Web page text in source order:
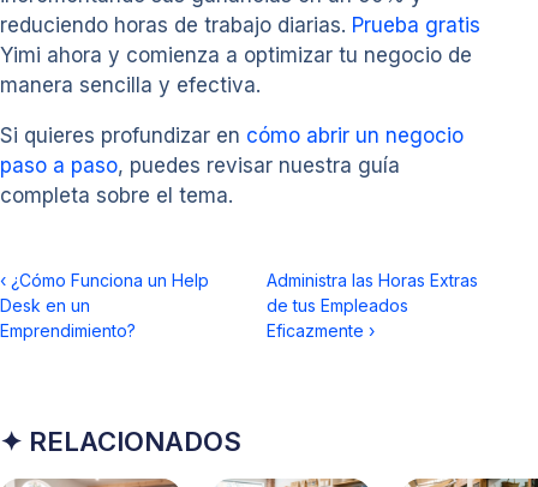
reduciendo horas de trabajo diarias. Prueba gratis
Yimi ahora y comienza a optimizar tu negocio de
manera sencilla y efectiva.
Si quieres profundizar en cómo abrir un negocio
paso a paso, puedes revisar nuestra guía
completa sobre el tema.
‹ ¿Cómo Funciona un Help
Desk en un
Emprendimiento?
Administra las Horas Extras
de tus Empleados
Eficazmente ›
✦ RELACIONADOS